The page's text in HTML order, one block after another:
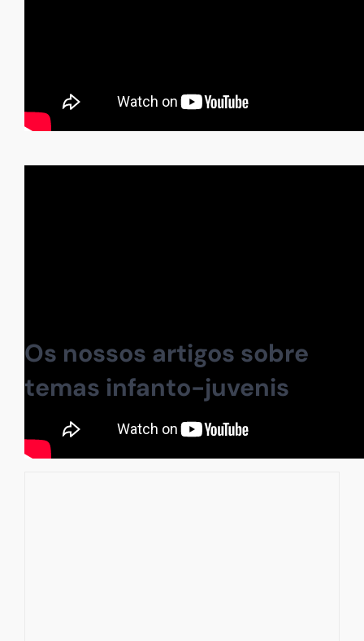
Os nossos artigos sobre
temas infanto-juvenis